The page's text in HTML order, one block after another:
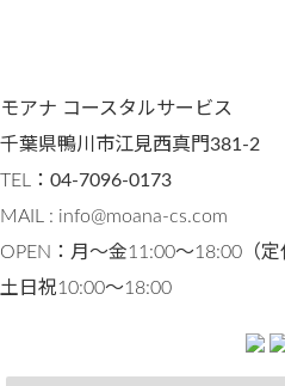
モアナ コースタルサービス
千葉県鴨川市江見西真門381-2
TEL： 04-7096-0173
MAIL : info@moana-cs.com
OPEN：月〜金11:00～18:00（
土日祝10:00〜18:00